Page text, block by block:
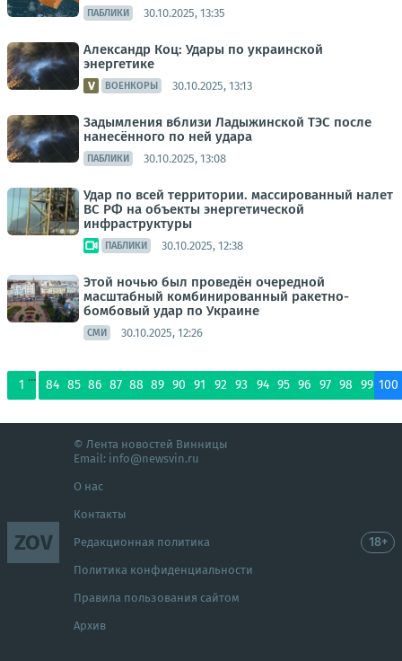
ПАБЛИКИ 30.10.2025, 13:35
Александр Коц: Удары по украинской
энергетике
ВОЕНКОРЫ 30.10.2025, 13:13
Задымления вблизи Ладыжинской ТЭС после
нанесённого по ней удара
ПАБЛИКИ 30.10.2025, 13:08
Удар по всей территории. массированный налет
ВС РФ на объекты энергетической
инфраструктуры
ПАБЛИКИ 30.10.2025, 12:38
Этой ночью был проведён очередной
масштабный комбинированный ракетно-
бомбовый удар по Украине
СМИ 30.10.2025, 12:26
1
...
84 85 86 87 88 89 90 91 92 93 94 95 96 97 98 99 100
ZOV
© Лента новостей Винницы
Email: info@newsvin.ru
О нас
Контакты
Редакционная политика
Политика конфиденциальности
Правила пользования сайтом
Архив
18+